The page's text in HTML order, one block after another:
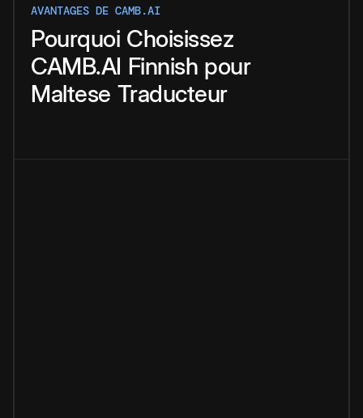
AVANTAGES DE CAMB.AI
Pourquoi Choisissez
CAMB.AI Finnish pour
Maltese Traducteur